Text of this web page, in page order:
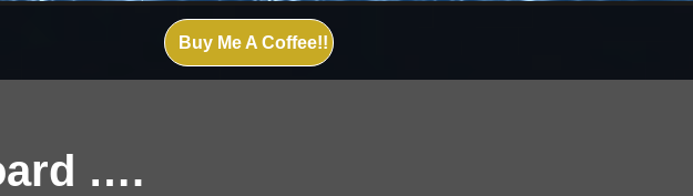
Buy Me A Coffee!!
….